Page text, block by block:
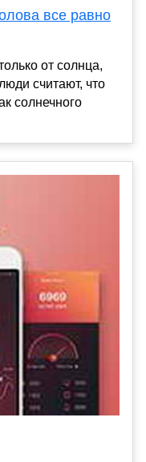
все равно
от солнца,
считают, что
солнечного